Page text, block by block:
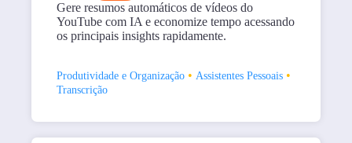
Gere resumos automáticos de vídeos do
YouTube com IA e economize tempo acessando
os principais insights rapidamente.
Produtividade e Organização • Assistentes Pessoais •
Transcrição